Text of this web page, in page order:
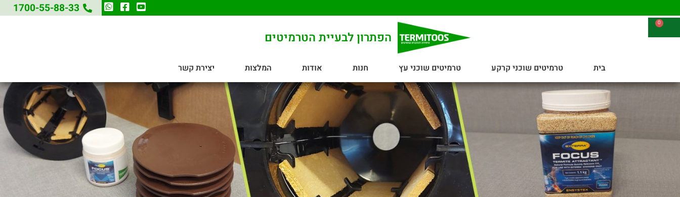
1700-55-88-33
0
הפתרון לבעיית הטרמיטים
בית טרמיטים שוכני קרקע טרמיטים שוכני עץ חנות אודות המלצות יצירת קשר